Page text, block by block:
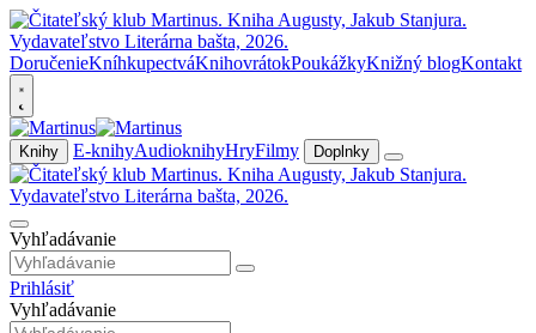
DoručenieKníhkupectváKnihovrátokPoukážkyKnižný blogKontakt
Knihy E-knihyAudioknihyHryFilmy Doplnky
Vyhľadávanie
Prihlásiť
Vyhľadávanie